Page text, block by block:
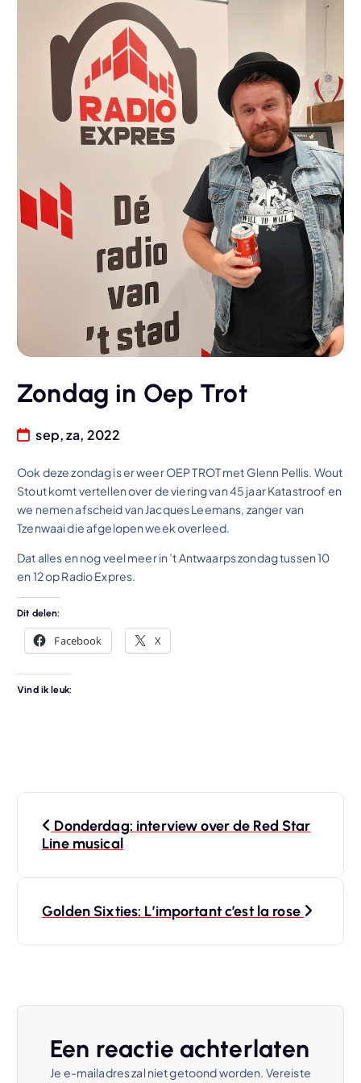
Zondag in Oep Trot
sep, za, 2022
Ook deze zondag is er weer OEP TROT met Glenn Pellis. Wout
Stout komt vertellen over de viering van 45 jaar Katastroof en
we nemen afscheid van Jacques Leemans, zanger van
Tzenwaai die afgelopen week overleed.
Dat alles en nog veel meer in ’t Antwaarps zondag tussen 10
en 12 op Radio Expres.
Dit delen:
Facebook X
Vind ik leuk:
h
Donderdag: interview over de Red Star
Line musical
Golden Sixties: L’important c’est la rose
Een reactie achterlaten
Je e-mailadres zal niet getoond worden. Vereiste